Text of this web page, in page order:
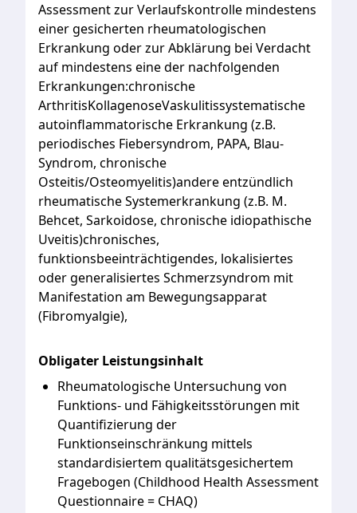
AssessmentzurVerlaufskontrolle mindestens
einergesicherten rheumatologischen
Erkrankung oderzurAbklärung bei Verdacht
auf mindestens eineder nachfolgenden
Erkrankungen:chronische
ArthritisKollagenoseVaskulitissystematische
autoinflammatorische Erkrankung (z.B.
periodisches Fiebersyndrom, PAPA, Blau-
Syndrom, chronische
Osteitis/Osteomyelitis)andereentzündlich
rheumatischeSystemerkrankung (z.B. M.
Behcet, Sarkoidose, chronische idiopathische
Uveitis)chronisches,
funktionsbeeinträchtigendes, lokalisiertes
odergeneralisiertes Schmerzsyndrom mit
Manifestation am Bewegungsapparat
(Fibromyalgie),
Obligater Leistungsinhalt
Rheumatologische Untersuchung von
Funktions- und Fähigkeitsstörungen mit
Quantifizierung der
Funktionseinschränkung mittels
standardisiertem qualitätsgesichertem
Fragebogen (Childhood Health Assessment
Questionnaire = CHAQ)